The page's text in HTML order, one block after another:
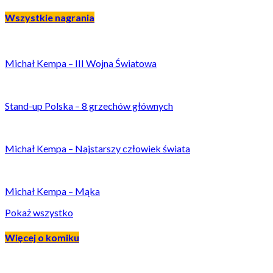
Wszystkie nagrania
Michał Kempa – III Wojna Światowa
Stand-up Polska – 8 grzechów głównych
Michał Kempa – Najstarszy człowiek świata
Michał Kempa – Mąka
Pokaż wszystko
Więcej o komiku